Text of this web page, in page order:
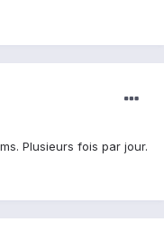
Plusieurs fois par jour.